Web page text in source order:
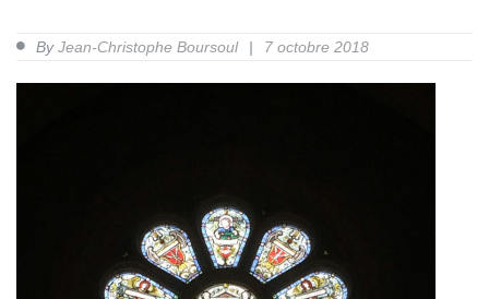
ByJean-Christophe Boursoul 7 octobre 2018